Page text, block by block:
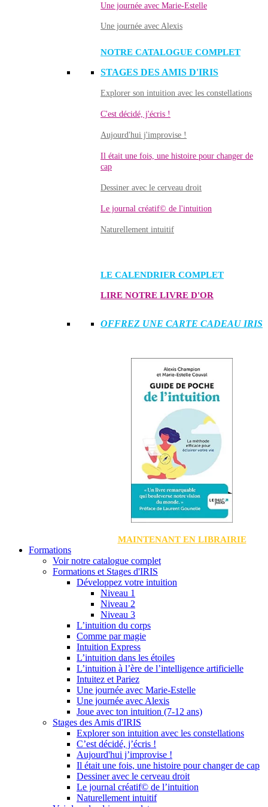
Une journée avec Marie-Estelle
Une journée avec Alexis
NOTRE CATALOGUE COMPLET
STAGES DES AMIS D'IRIS
Explorer son intuition avec les constellations
C'est décidé, j'écris !
Aujourd'hui j'improvise !
Il était une fois, une histoire pour changer de
cap
Dessiner avec le cerveau droit
Le journal créatif© de l'intuition
Naturellement intuitif
LE CALENDRIER COMPLET
LIRE NOTRE LIVRE D'OR
OFFREZ UNE CARTE CADEAU IRIS
MAINTENANT EN LIBRAIRIE
Formations
Voir notre catalogue complet
Formations et Stages d'IRIS
Développez votre intuition
Niveau 1
Niveau 2
Niveau 3
L’intuition du corps
Comme par magie
Intuition Express
L’intuition dans les étoiles
L’intuition à l’ère de l’intelligence artificielle
Intuitez et Pariez
Une journée avec Marie-Estelle
Une journée avec Alexis
Joue avec ton intuition (7-12 ans)
Stages des Amis d'IRIS
Explorer son intuition avec les constellations
C’est décidé, j’écris !
Aujourd'hui j’improvise !
Il était une fois, une histoire pour changer de cap
Dessiner avec le cerveau droit
Le journal créatif© de l’intuition
Naturellement intuitif